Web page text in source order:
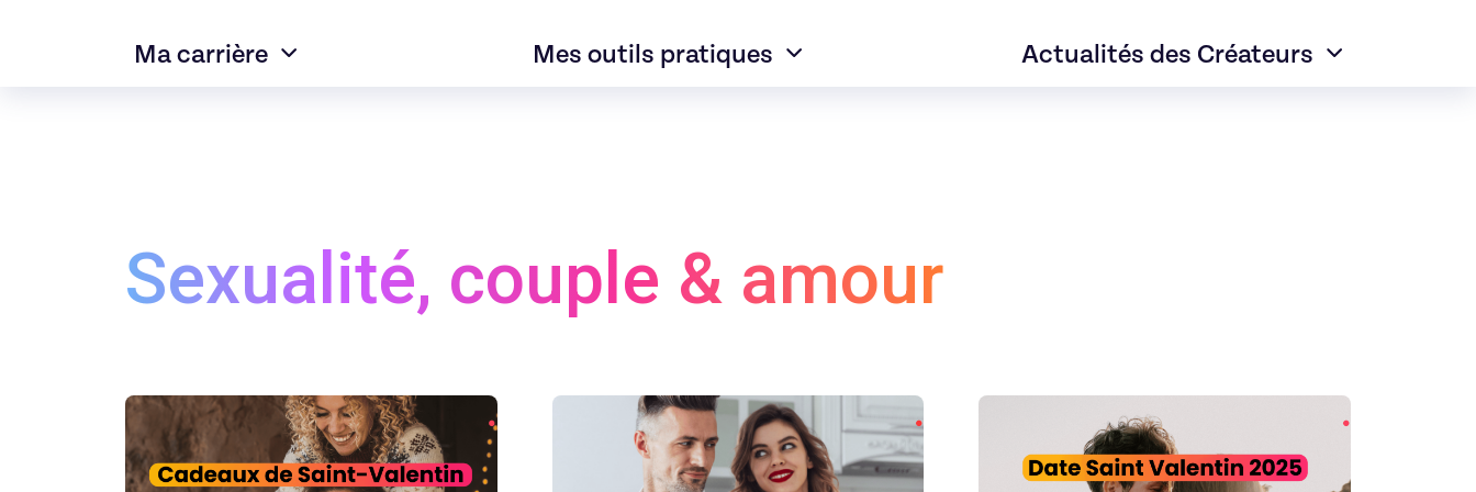
Ma carrière Mes outils pratiques Actualités des Créateurs
Sexualité, couple & amour